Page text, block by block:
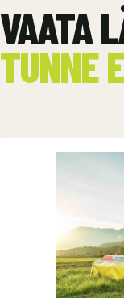
VAATA
TUNNE